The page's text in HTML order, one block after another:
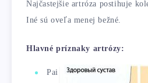
Najčastejšie artróza postihuje
Iné sú oveľa menej bežné.
Hlavné príznaky artrózy:
Pai